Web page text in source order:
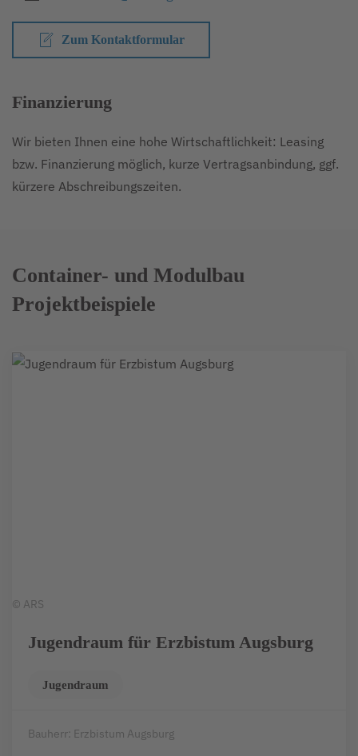
Zum Kontaktformular
Finanzierung
Wir bieten Ihnen eine hohe Wirtschaftlichkeit: Leasing
bzw. Finanzierung möglich, kurze Vertragsanbindung, ggf.
kürzere Abschreibungszeiten.
Container- und Modulbau
Projektbeispiele
© ARS
Jugendraum für Erzbistum Augsburg
Jugendraum
Bauherr: Erzbistum Augsburg